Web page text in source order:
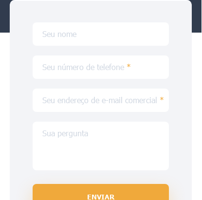
Seu nome
Seu número de telefone *
Seu endereço de e-mail comercial *
Sua pergunta
ENVIAR